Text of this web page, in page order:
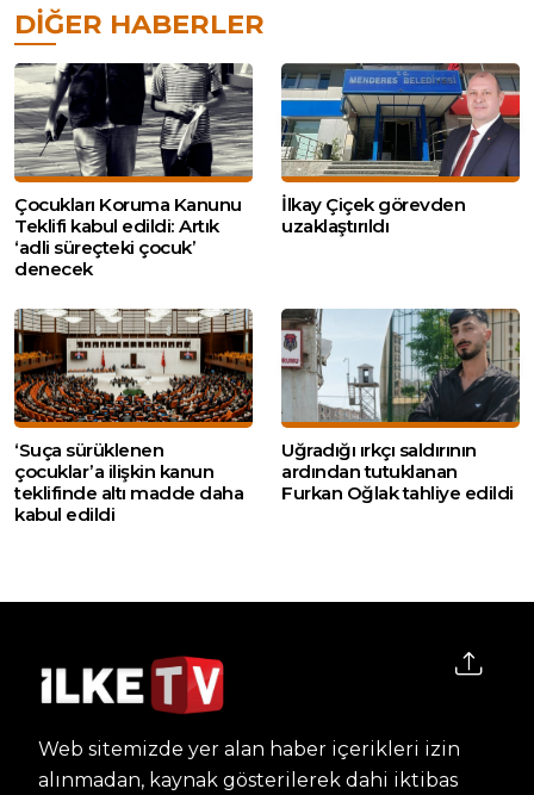
DIĞER HABERLER
Çocukları Koruma Kanunu
Teklifi kabul edildi: Artık
‘adli süreçteki çocuk’
denecek
İlkay Çiçek görevden
uzaklaştırıldı
‘Suça sürüklenen
çocuklar’a ilişkin kanun
teklifinde altı madde daha
kabul edildi
Uğradığı ırkçı saldırının
ardından tutuklanan
Furkan Oğlak tahliye edildi
Web sitemizde yer alan haber içerikleri izin
alınmadan, kaynak gösterilerek dahi iktibas